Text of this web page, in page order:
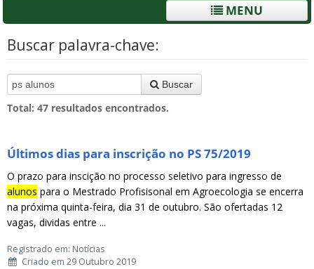
MENU
Buscar palavra-chave:
Buscar
Total: 47 resultados encontrados.
Últimos dias para inscrição no PS 75/2019
O prazo para inscição no processo seletivo para ingresso de
alunos para o Mestrado Profisisonal em Agroecologia se encerra
na próxima quinta-feira, dia 31 de outubro. São ofertadas 12
vagas, dividas entre ...
Registrado em: Notícias
Criado em 29 Outubro 2019